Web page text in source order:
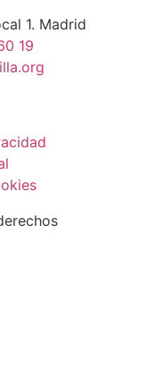
1. Madrid
19